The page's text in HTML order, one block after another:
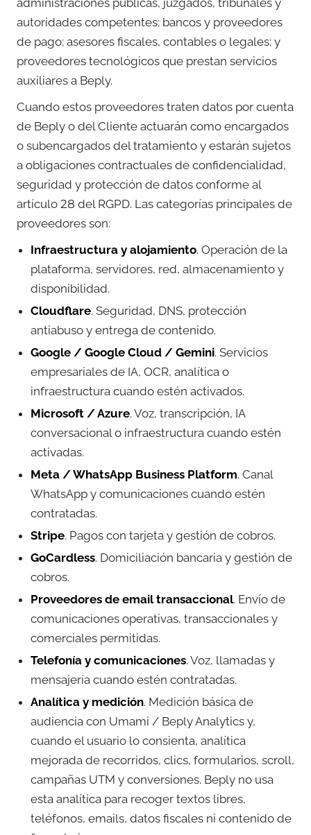
administraciones públicas, juzgados, tribunales y
autoridades competentes; bancos y proveedores
de pago; asesores fiscales, contables o legales; y
proveedores tecnológicos que prestan servicios
auxiliares a Beply.
Cuando estos proveedores traten datos por cuenta
de Beply o del Cliente actuarán como encargados
o subencargados del tratamiento y estarán sujetos
a obligaciones contractuales de confidencialidad,
seguridad y protección de datos conforme al
artículo 28 del RGPD. Las categorías principales de
proveedores son:
Infraestructura y alojamiento. Operación de la
plataforma, servidores, red, almacenamiento y
disponibilidad.
Cloudflare. Seguridad, DNS, protección
antiabuso y entrega de contenido.
Google / Google Cloud / Gemini. Servicios
empresariales de IA, OCR, analítica o
infraestructura cuando estén activados.
Microsoft / Azure. Voz, transcripción, IA
conversacional o infraestructura cuando estén
activadas.
Meta / WhatsApp Business Platform. Canal
WhatsApp y comunicaciones cuando estén
contratadas.
Stripe. Pagos con tarjeta y gestión de cobros.
GoCardless. Domiciliación bancaria y gestión de
cobros.
Proveedores de email transaccional. Envío de
comunicaciones operativas, transaccionales y
comerciales permitidas.
Telefonía y comunicaciones. Voz, llamadas y
mensajería cuando estén contratadas.
Analítica y medición. Medición básica de
audiencia con Umami / Beply Analytics y,
cuando el usuario lo consienta, analítica
mejorada de recorridos, clics, formularios, scroll,
campañas UTM y conversiones. Beply no usa
esta analítica para recoger textos libres,
teléfonos, emails, datos fiscales ni contenido de